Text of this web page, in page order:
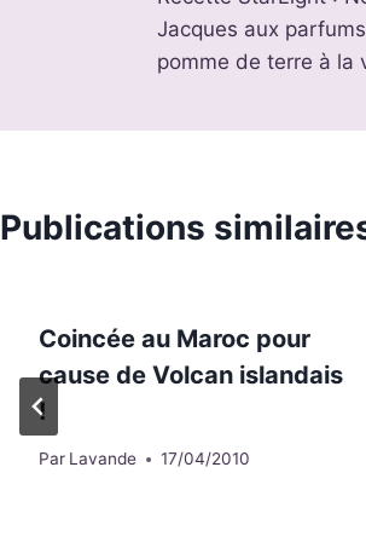
de
l’article
Jacques aux
pomme de terre à la
Publications
Coincée au Maroc pour
cause de Volcan islandais
!
Par Lavande 17/04/2010